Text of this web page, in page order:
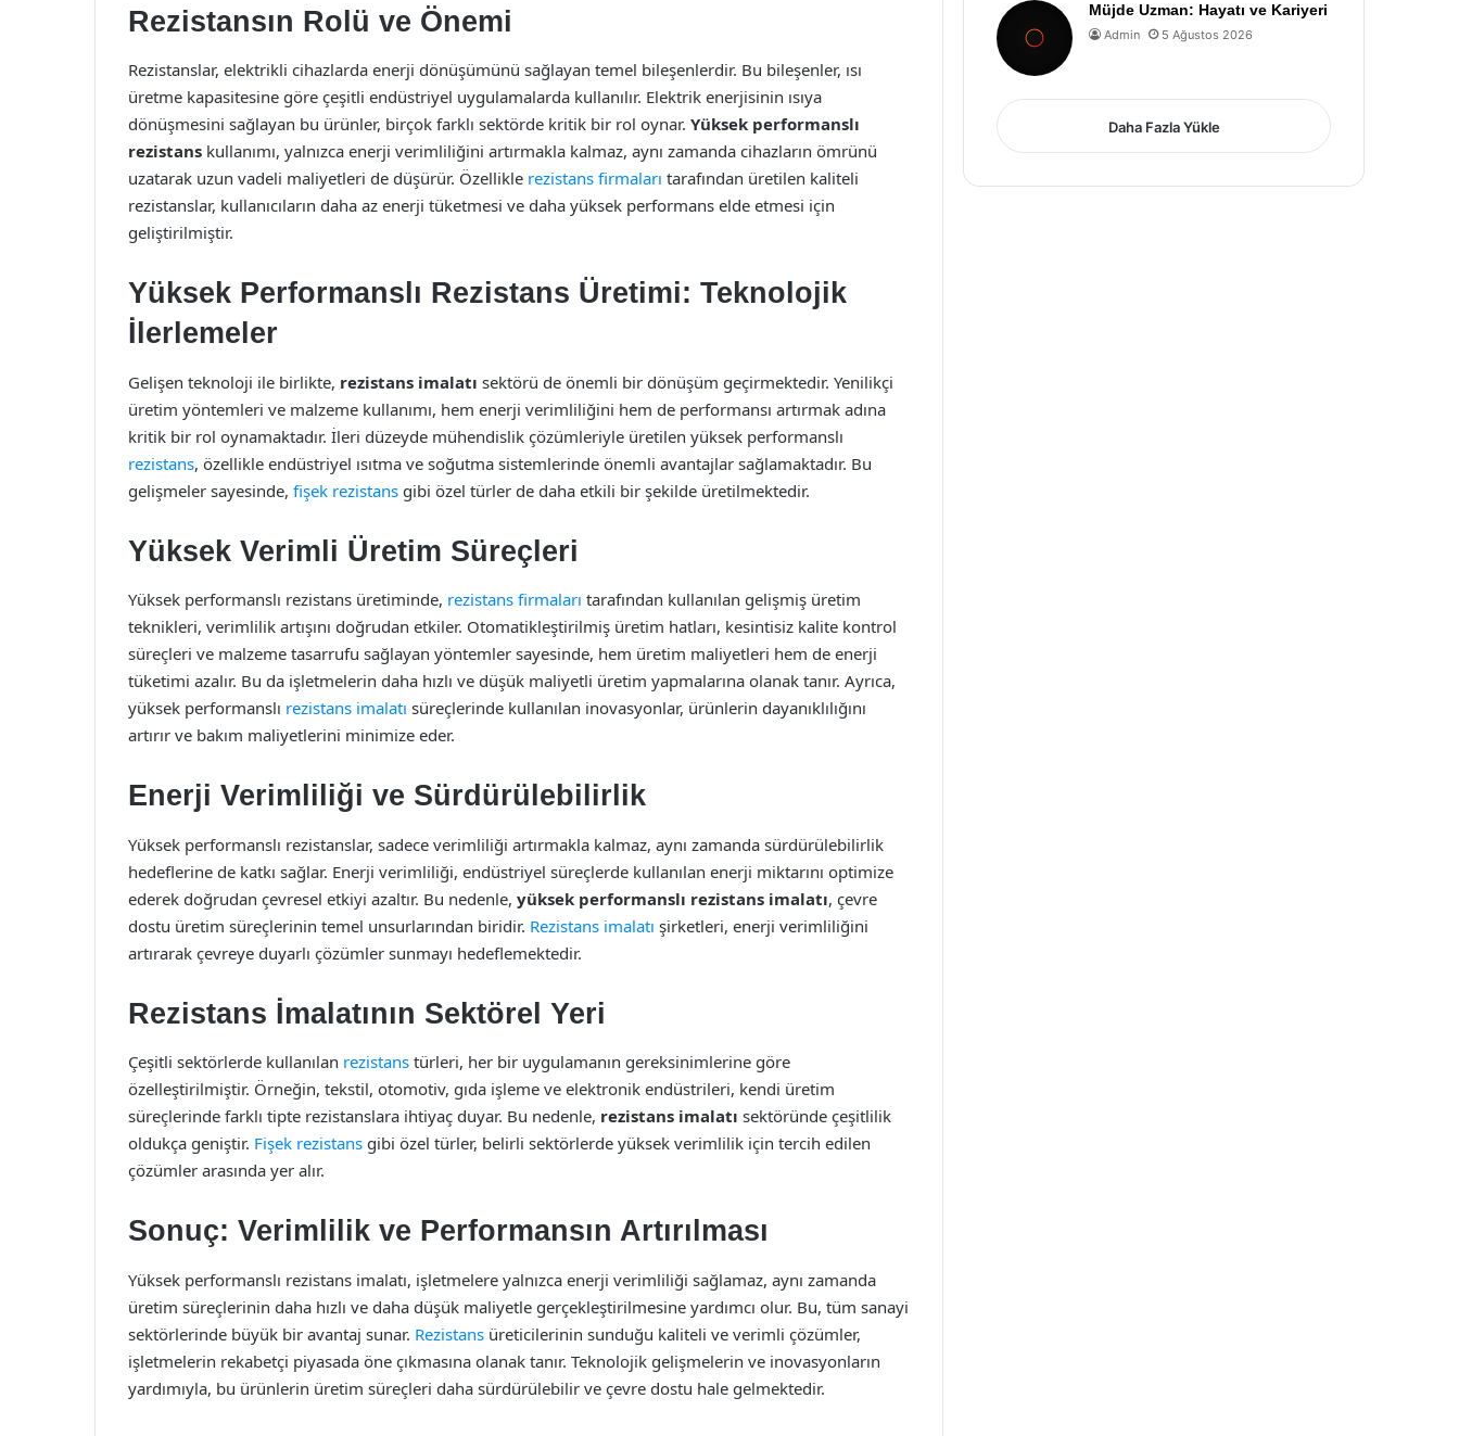
Rezistansın Rolü ve Önemi
Rezistanslar, elektrikli cihazlarda enerji dönüşümünü sağlayan temel bileşenlerdir. Bu bileşenler, ısı
üretme kapasitesine göre çeşitli endüstriyel uygulamalarda kullanılır. Elektrik enerjisinin ısıya
dönüşmesini sağlayan bu ürünler, birçok farklı sektörde kritik bir rol oynar. Yüksek performanslı
rezistans kullanımı, yalnızca enerji verimliliğini artırmakla kalmaz, aynı zamanda cihazların ömrünü
uzatarak uzun vadeli maliyetleri de düşürür. Özellikle rezistans firmaları tarafından üretilen kaliteli
rezistanslar, kullanıcıların daha az enerji tüketmesi ve daha yüksek performans elde etmesi için
geliştirilmiştir.
Yüksek Performanslı Rezistans Üretimi: Teknolojik
İlerlemeler
Gelişen teknoloji ile birlikte, rezistans imalatı sektörü de önemli bir dönüşüm geçirmektedir. Yenilikçi
üretim yöntemleri ve malzeme kullanımı, hem enerji verimliliğini hem de performansı artırmak adına
kritik bir rol oynamaktadır. İleri düzeyde mühendislik çözümleriyle üretilen yüksek performanslı
rezistans, özellikle endüstriyel ısıtma ve soğutma sistemlerinde önemli avantajlar sağlamaktadır. Bu
gelişmeler sayesinde, fişek rezistans gibi özel türler de daha etkili bir şekilde üretilmektedir.
Yüksek Verimli Üretim Süreçleri
Yüksek performanslı rezistans üretiminde, rezistans firmaları tarafından kullanılan gelişmiş üretim
teknikleri, verimlilik artışını doğrudan etkiler. Otomatikleştirilmiş üretim hatları, kesintisiz kalite kontrol
süreçleri ve malzeme tasarrufu sağlayan yöntemler sayesinde, hem üretim maliyetleri hem de enerji
tüketimi azalır. Bu da işletmelerin daha hızlı ve düşük maliyetli üretim yapmalarına olanak tanır. Ayrıca,
yüksek performanslı rezistans imalatı süreçlerinde kullanılan inovasyonlar, ürünlerin dayanıklılığını
artırır ve bakım maliyetlerini minimize eder.
Enerji Verimliliği ve Sürdürülebilirlik
Yüksek performanslı rezistanslar, sadece verimliliği artırmakla kalmaz, aynı zamanda sürdürülebilirlik
hedeflerine de katkı sağlar. Enerji verimliliği, endüstriyel süreçlerde kullanılan enerji miktarını optimize
ederek doğrudan çevresel etkiyi azaltır. Bu nedenle, yüksek performanslı rezistans imalatı, çevre
dostu üretim süreçlerinin temel unsurlarından biridir. Rezistans imalatı şirketleri, enerji verimliliğini
artırarak çevreye duyarlı çözümler sunmayı hedeflemektedir.
Rezistans İmalatının Sektörel Yeri
Çeşitli sektörlerde kullanılan rezistans türleri, her bir uygulamanın gereksinimlerine göre
özelleştirilmiştir. Örneğin, tekstil, otomotiv, gıda işleme ve elektronik endüstrileri, kendi üretim
süreçlerinde farklı tipte rezistanslara ihtiyaç duyar. Bu nedenle, rezistans imalatı sektöründe çeşitlilik
oldukça geniştir. Fişek rezistans gibi özel türler, belirli sektörlerde yüksek verimlilik için tercih edilen
çözümler arasında yer alır.
Sonuç: Verimlilik ve Performansın Artırılması
Yüksek performanslı rezistans imalatı, işletmelere yalnızca enerji verimliliği sağlamaz, aynı zamanda
üretim süreçlerinin daha hızlı ve daha düşük maliyetle gerçekleştirilmesine yardımcı olur. Bu, tüm sanayi
sektörlerinde büyük bir avantaj sunar. Rezistans üreticilerinin sunduğu kaliteli ve verimli çözümler,
işletmelerin rekabetçi piyasada öne çıkmasına olanak tanır. Teknolojik gelişmelerin ve inovasyonların
yardımıyla, bu ürünlerin üretim süreçleri daha sürdürülebilir ve çevre dostu hale gelmektedir.
Müjde Uzman: Hayatı ve Kariyeri
Admin 5 Ağustos 2026
Daha Fazla Yükle